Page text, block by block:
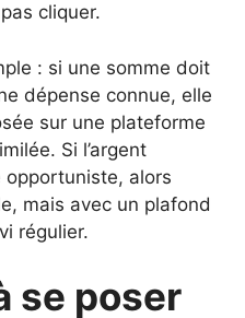
cliquer.
: si une somme doit
dépense connue, elle
sur une plateforme
Si l’argent
opportuniste, alors
mais avec un plafond
régulier.
se poser